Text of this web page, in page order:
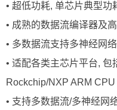
• 超低功耗, 单芯片典型功
• 成熟的数据流编译器及
• 多数据流支持多神经网
• 适配各类主芯片平台, 包
Rockchip/NXP ARM CPU
• 支持多数据流/多神经网